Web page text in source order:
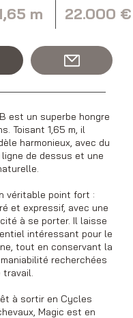
m 22.000 €
est un superbe hongre
Toisant 1,65 m, il
harmonieux, avec du
de dessus et une
véritable point fort :
et expressif, avec une
à se porter. Il laisse
intéressant pour le
tout en conservant la
recherchées
travail.
à sortir en Cycles
Magic est en